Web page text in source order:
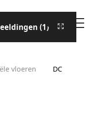
(1)
vloeren
DC